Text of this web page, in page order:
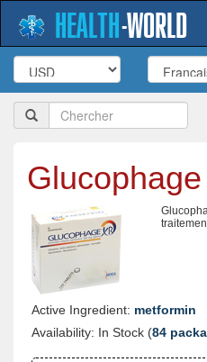
HEALTH-WORLD
Glucophage
Active Ingredient: metformin
Availability: In Stock (84